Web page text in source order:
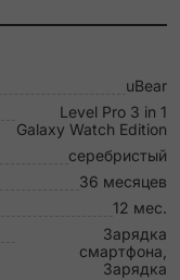
uBear
Level Pro 3 in 1
Galaxy Watch Edition
серебристый
36 месяцев
12 мес.
Зарядка
смартфона,
Зарядка